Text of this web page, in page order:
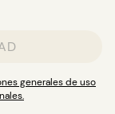
generales de uso